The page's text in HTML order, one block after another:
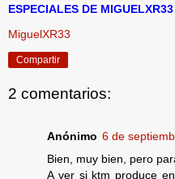
ESPECIALES DE MIGUELXR33
MiguelXR33
Compartir
2 comentarios:
Anónimo 6 de
Bien, muy bien, pero
A ver si ktm produce